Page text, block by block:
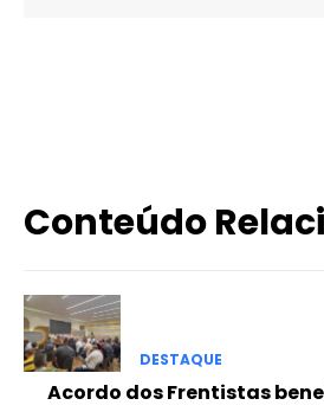
Conteúdo
DESTAQUE
Acordo dos Frentistas